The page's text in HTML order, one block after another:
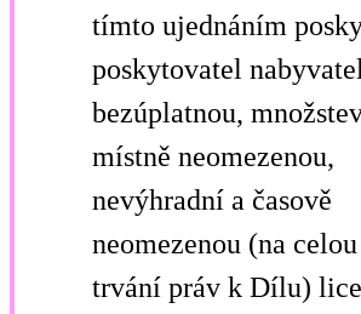
tímto ujednáním
poskytovatel
bezúplatnou,
místně neomezenou,
nevýhradní a časově
neomezenou (na
trvání práv k Dílu)